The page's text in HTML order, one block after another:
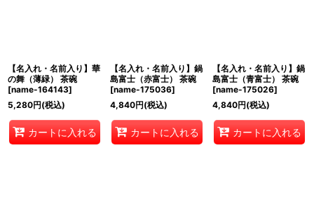
【名入れ・名前入り】華
の舞（薄緑） 茶碗
[name-164143]
5,280円(税込)
カートに入れる
【名入れ・名前入り】鍋
島富士（赤富士） 茶碗
[name-175036]
4,840円(税込)
カートに入れる
【名入れ・名前入り】鍋
島富士（青富士） 茶碗
[name-175026]
4,840円(税込)
カートに入れる